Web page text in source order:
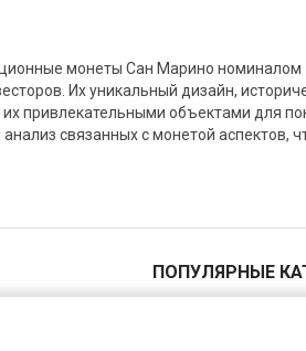
монеты Сан Марино
Их уникальный дизайн,
привлекательными объектами для
связанных с монетой аспектов,
ПОПУЛЯРНЫЕ